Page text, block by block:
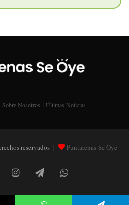
Sobre Nosotros | Últimas Noticias
reservados | Puntarenas Se Oye
InstagramTelegramWhatsApp